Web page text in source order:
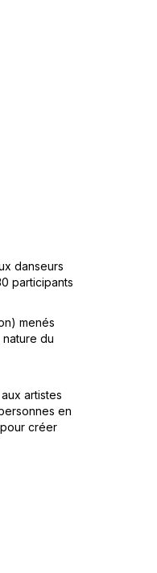
danseurs
participants
menés
nature du
artistes
en
créer